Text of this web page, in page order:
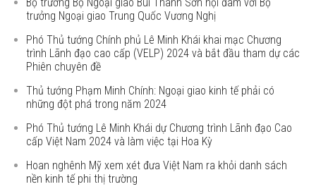
trưởng Ngoại giao Trung Quốc Vương Nghị
Phó Thủ tướng Chính phủ Lê Minh Khái khai mạc Chương
trình Lãnh đạo cao cấp (VELP) 2024 và bắt đầu tham dự các
Phiên chuyên đề
Thủ tướng Phạm Minh Chính: Ngoại giao kinh tế phải có
những đột phá trong năm 2024
Phó Thủ tướng Lê Minh Khái dự Chương trình Lãnh đạo Cao
cấp Việt Nam 2024 và làm việc tại Hoa Kỳ
Hoan nghênh Mỹ xem xét đưa Việt Nam ra khỏi danh sách
nền kinh tế phi thị trường